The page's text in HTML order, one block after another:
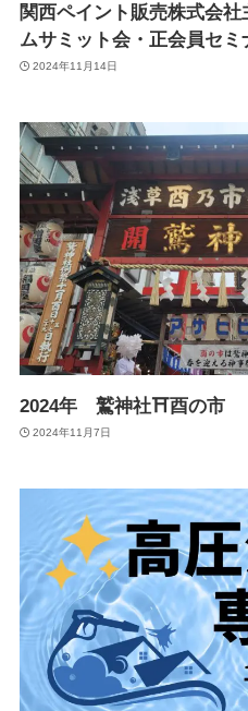
関西ペイント販売株式会
ムサミット会・正会員セミ
2024年11月14日
2024年 鷲神社⛩️酉の市
2024年11月7日